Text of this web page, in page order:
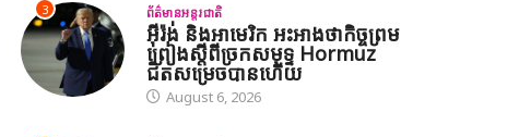
ព័ត៌មានអន្តរជាតិ
🇲🇾 ម៉ាឡេស៊ី បន្តប្រតិបត្តិការត្រួតពិនិត្យ និងចាប់ខ្លួនជនអន្តោប្រវេសន៍ខុ
3 ព័ត៌មានអន្តរជាតិ
អ៊ីរ៉ង់ និងអាមេរិក អះអាងថាកិច្ចព្រម
ព្រៀងស្តីពីច្រកសមុទ្ទ Hormuz
ជិតសម្រេចបានហើយ
August 6, 2026